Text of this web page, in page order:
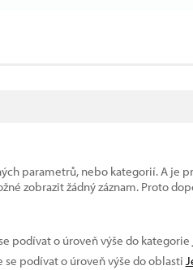
parametrů, nebo kategorií. A je
zobrazit žádný záznam. Proto
podívat o úroveň výše do kategorie
se podívat o úroveň výše do oblasti